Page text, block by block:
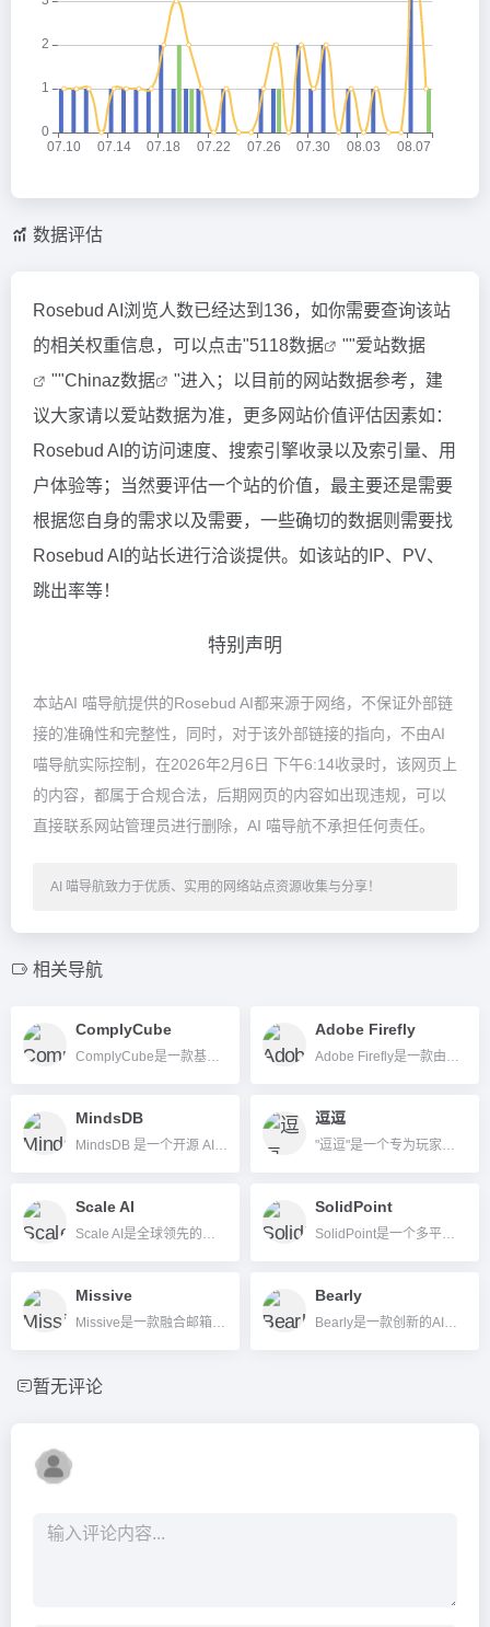
数据评估
Rosebud AI浏览人数已经达到136，如你需要查询该站
的相关权重信息，可以点击"5118数据 ""爱站数据
""Chinaz数据
"进入；以目前的网站数据参考，建
议大家请以爱站数据为准，更多网站价值评估因素如：
Rosebud AI的访问速度、搜索引擎收录以及索引量、用
户体验等；当然要评估一个站的价值，最主要还是需要
根据您自身的需求以及需要，一些确切的数据则需要找
Rosebud AI的站长进行洽谈提供。如该站的IP、PV、
跳出率等！
特别声明
本站AI 喵导航提供的Rosebud AI都来源于网络，不保证外部链
接的准确性和完整性，同时，对于该外部链接的指向，不由AI
喵导航实际控制，在2026年2月6日 下午6:14收录时，该网页上
的内容，都属于合规合法，后期网页的内容如出现违规，可以
直接联系网站管理员进行删除，AI 喵导航不承担任何责任。
AI 喵导航致力于优质、实用的网络站点资源收集与分享！
相关导航
ComplyCube Adobe Firefly
MindsDB 逗逗
Scale AI SolidPoint
Missive Bearly
暂无评论